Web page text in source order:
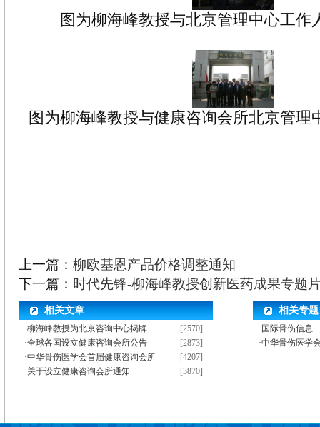
图为柳海峰教授与北京管理中心工作
图为柳海峰教授与健康咨询会所北京管理
上一篇： 柳欧基恩产品价格调整通知
下一篇： 时代先锋-柳海峰教授创新医药成果专题
相关文章
[2570]
·柳海峰教授为北京咨询中心揭牌
[2873]
·全球各国设立健康咨询会所公告
[4207]
·中华骨伤医学会首届健康咨询会所
[3870]
·关于设立健康咨询会所通知
相关专题
·国际骨伤信息
·中华骨伤医学